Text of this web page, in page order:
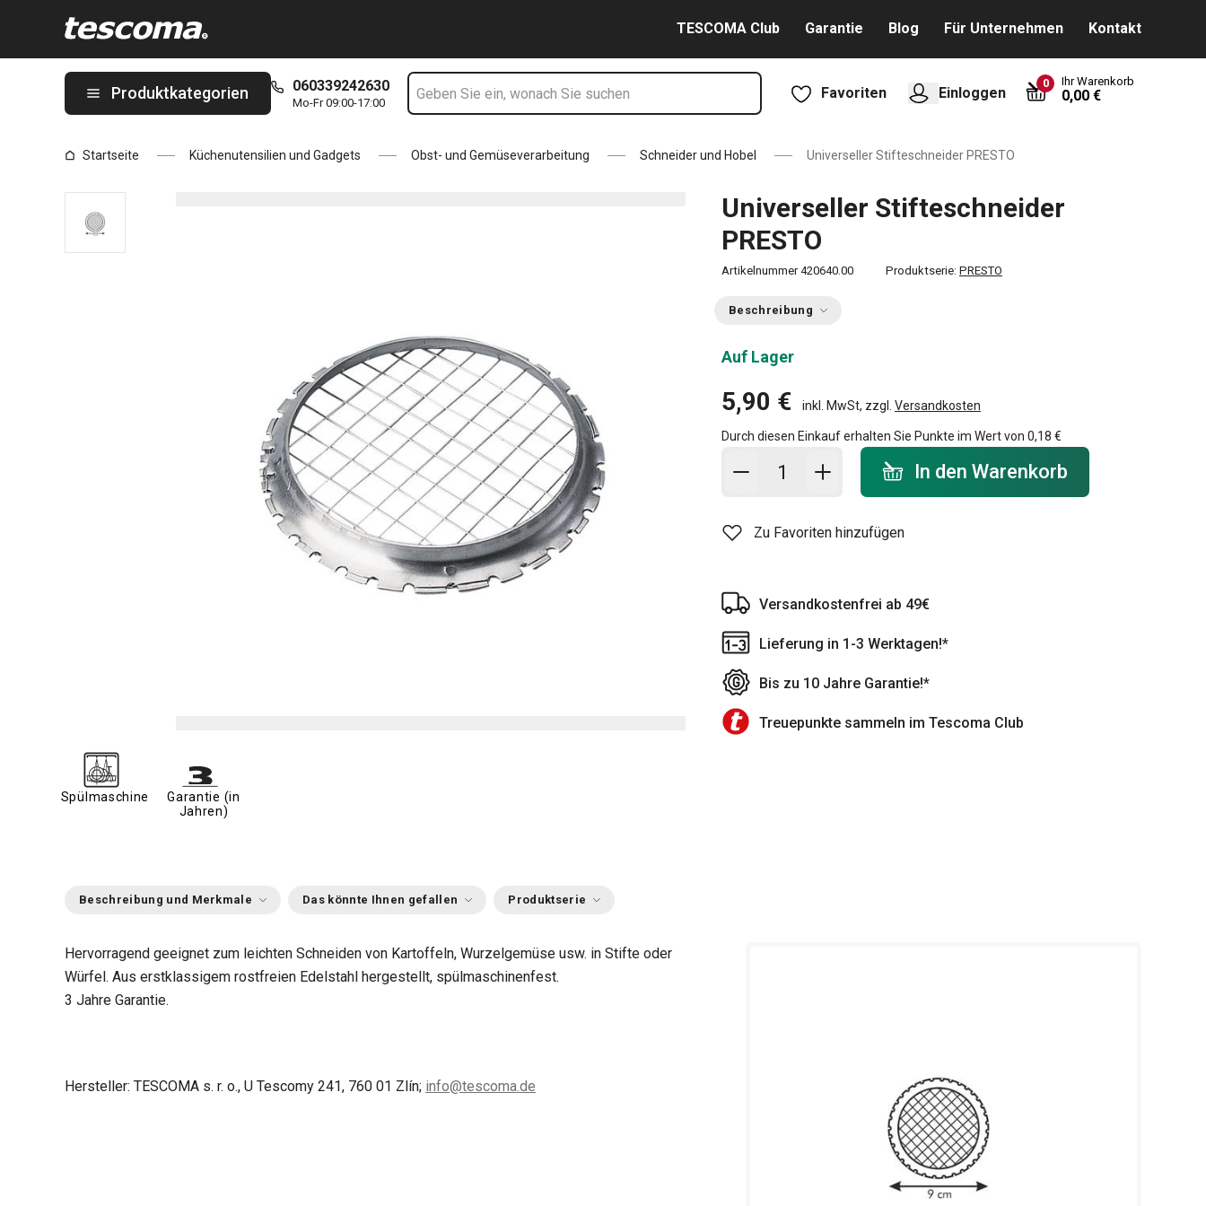
TESCOMA Club Garantie Blog Für Unternehmen Kontakt
Produktkategorien 060339242630
Mo-Fr 09:00-17:00
Favoriten Einloggen
0 Ihr Warenkorb
0,00 €
Startseite Küchenutensilien und Gadgets Obst- und Gemüseverarbeitung Schneider und Hobel Universeller Stifteschneider PRESTO
Universeller Stifteschneider
PRESTO
Artikelnummer 420640.00 Produktserie: PRESTO
Beschreibung
Auf Lager
5,90 € inkl. MwSt, zzgl. Versandkosten
Durch diesen Einkauf erhalten Sie Punkte im Wert von 0,18 €
In den Warenkorb - Menge
In den Warenkorb
Zu Favoriten hinzufügen
Versandkostenfrei ab 49€
Lieferung in 1-3 Werktagen!*
Bis zu 10 Jahre Garantie!*
Treuepunkte sammeln im Tescoma Club
Spülmaschine
Garantie (in
Jahren)
Beschreibung und Merkmale Das könnte Ihnen gefallen Produktserie
Hervorragend geeignet zum leichten Schneiden von Kartoffeln, Wurzelgemüse usw. in Stifte oder
Würfel. Aus erstklassigem rostfreien Edelstahl hergestellt, spülmaschinenfest.
3 Jahre Garantie.
Hersteller: TESCOMA s. r. o., U Tescomy 241, 760 01 Zlín; info@tescoma.de